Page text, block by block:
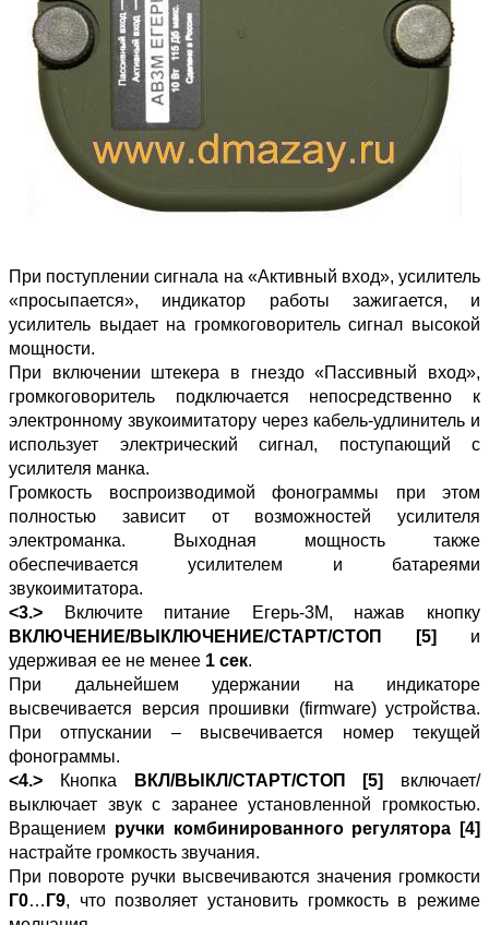
При поступлении сигнала на «Активный вход», усилитель
«просыпается», индикатор работы зажигается, и
усилитель выдает на громкоговоритель сигнал высокой
мощности.
При включении штекера в гнездо «Пассивный вход»,
громкоговоритель подключается непосредственно к
электронному звукоимитатору через кабель-удлинитель и
использует электрический сигнал, поступающий с
усилителя манка.
Громкость воспроизводимой фонограммы при этом
полностью зависит от возможностей усилителя
электроманка. Выходная мощность также
обеспечивается усилителем и батареями
звукоимитатора.
<3.> Включите питание Егерь-3М, нажав кнопку
ВКЛЮЧЕНИЕ/ВЫКЛЮЧЕНИЕ/СТАРТ/СТОП [5]
и
удерживая ее не менее 1 сек.
При дальнейшем удержании на индикаторе
высвечивается версия прошивки (firmware) устройства.
При отпускании – высвечивается номер текущей
фонограммы.
<4.> Кнопка ВКЛ/ВЫКЛ/СТАРТ/СТОП [5]
включает/
выключает звук с заранее установленной громкостью.
Вращением ручки комбинированного регулятора [4]
настрайте громкость звучания.
При повороте ручки высвечиваются значения громкости
Г0… Г9, что позволяет установить громкость в режиме